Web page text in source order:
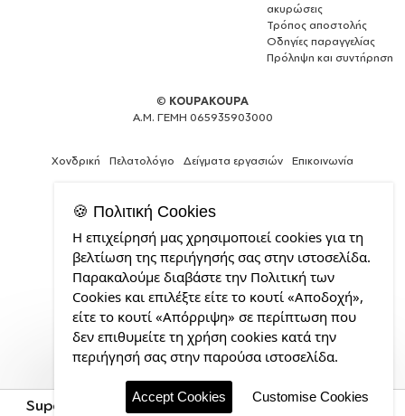
Super baby., Travel Tumbler θερμό με διπλό καπάκι,
ακυρώσεις
Τρόπος αποστολής
Οδηγίες παραγγελίας
Πρόληψη και συντήρηση
© KOUPAKOUPA
Α.Μ. ΓΕΜΗ 065935903000
Χονδρική Πελατολόγιο Δείγματα εργασιών Επικοινωνία
Expert
Web
Development
Services
από
την
CDL.gr
🍪 Πολιτική Cookies
Η επιχείρησή μας χρησιμοποιεί cookies για τη
βελτίωση της περιήγησής σας στην ιστοσελίδα.
Παρακαλούμε διαβάστε την Πολιτική των
Cookies και επιλέξτε είτε το κουτί «Αποδοχή»,
είτε το κουτί «Απόρριψη» σε περίπτωση που
δεν επιθυμείτε τη χρήση cookies κατά την
περιήγησή σας στην παρούσα ιστοσελίδα.
Accept Cookies Customise Cookies